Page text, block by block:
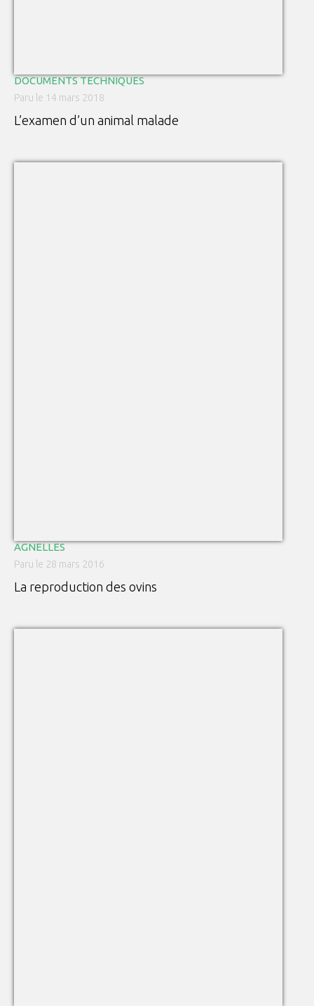
DOCUMENTS TECHNIQUES
Paru le 14 mars 2018
L’examen d’un animal malade
AGNELLES
Paru le 28 mars 2016
La reproduction des ovins